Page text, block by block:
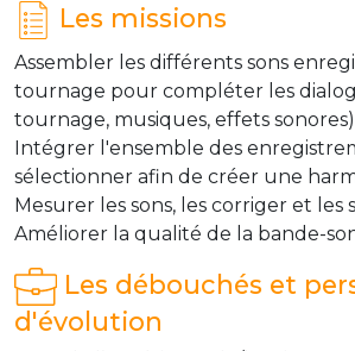
Les missions
Assembler les différents sons
tournage pour compléter les
tournage, musiques, effets sonores)
Intégrer l'ensemble des
sélectionner afin de créer une
Mesurer les sons, les corriger et les
Améliorer la qualité de la bande-
Les débouchés et
d'évolution